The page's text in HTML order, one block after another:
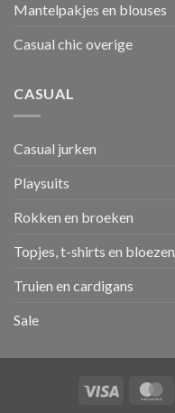
Mantelpakjes en blouses
Casual chic overige
CASUAL
Casual jurken
Playsuits
Rokken en broeken
Topjes, t-shirts en bloezen
Truien en cardigans
Sale
Visa